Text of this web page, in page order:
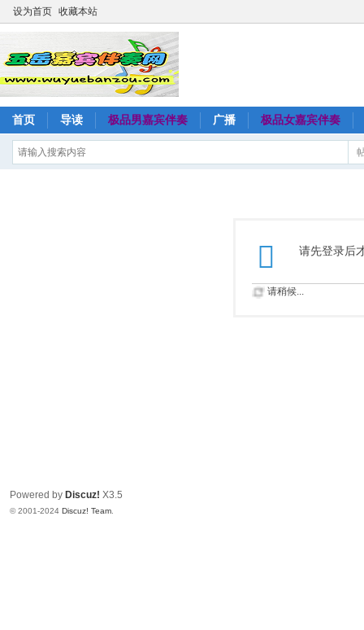
设为首页 收藏本站
首页 导读 极品男嘉宾伴奏 广播 极品女嘉宾伴奏
请先登录后
请稍候...
Powered by Discuz! X3.5
© 2001-2024 Discuz! Team